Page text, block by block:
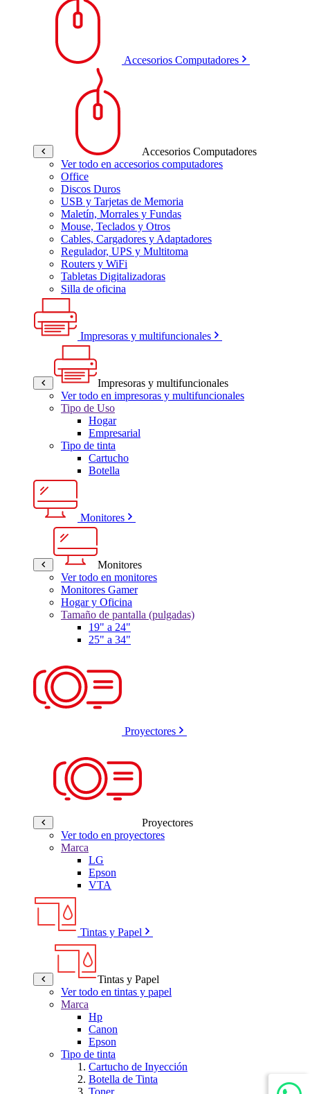
Accesorios Computadores
Accesorios Computadores
Ver todo en accesorios computadores
Office
Discos Duros
USB y Tarjetas de Memoria
Maletín, Morrales y Fundas
Mouse, Teclados y Otros
Cables, Cargadores y Adaptadores
Regulador, UPS y Multitoma
Routers y WiFi
Tabletas Digitalizadoras
Silla de oficina
Impresoras y multifuncionales
Impresoras y multifuncionales
Ver todo en impresoras y multifuncionales
Tipo de Uso
Hogar
Empresarial
Tipo de tinta
Cartucho
Botella
Monitores
Monitores
Ver todo en monitores
Monitores Gamer
Hogar y Oficina
Tamaño de pantalla (pulgadas)
19" a 24"
25" a 34"
Proyectores
Proyectores
Ver todo en proyectores
Marca
LG
Epson
VTA
Tintas y Papel
Tintas y Papel
Ver todo en tintas y papel
Marca
Hp
Canon
Epson
Tipo de tinta
Cartucho de Inyección
Botella de Tinta
Toner